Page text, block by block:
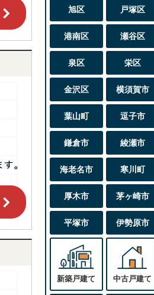
旭区 戸塚区
港南区 瀬谷区
泉区 栄区
金沢区 横須賀市
葉山町 逗子市
鎌倉市 綾瀬市
海老名市 寒川町
厚木市 茅ヶ崎市
平塚市 伊勢原市
新築戸建て 中古戸建て